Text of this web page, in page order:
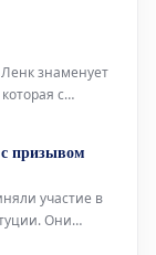
знаменует
с
Критической
её
призывом
участие в
Они
в ответ